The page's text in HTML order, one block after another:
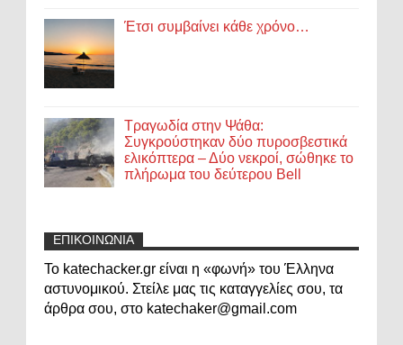
Έτσι συμβαίνει κάθε χρόνο…
Τραγωδία στην Ψάθα:
Συγκρούστηκαν δύο πυροσβεστικά
ελικόπτερα – Δύο νεκροί, σώθηκε το
πλήρωμα του δεύτερου Bell
ΕΠΙΚΟΙΝΩΝΙΑ
Το katechacker.gr είναι η «φωνή» του Έλληνα
αστυνομικού. Στείλε μας τις καταγγελίες σου, τα
άρθρα σου, στο katechaker@gmail.com